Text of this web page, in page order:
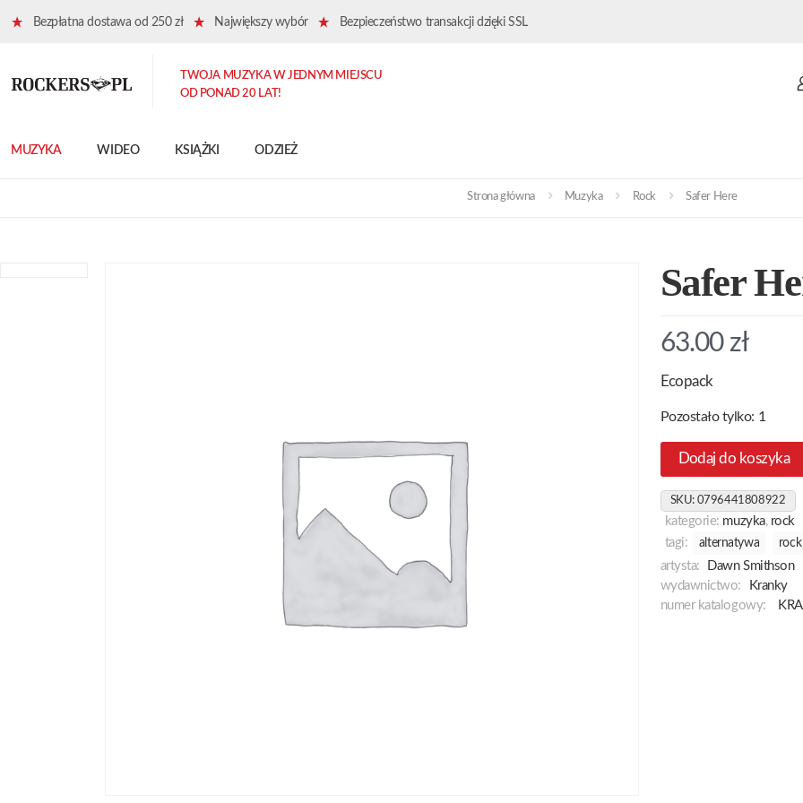
Bezpłatna dostawa od 250 zł Największy wybór Bezpieczeństwo transakcji dzięki SSL
MUZYKA WIDEO KSIĄŻKI ODZIEŻ
TWOJA MUZYKA W JEDNYM MIEJSCU
OD PONAD 20 LAT!
Strona główna Muzyka Rock Safer Here
Safer
63.00 zł
Ecopack
Pozostało tylko: 1
Dodaj do koszyka
SKU: 0796441808922
kategorie: muzyka, rock
tagi:
alternatywa rock
artysta:
Dawn Smithson
wydawnictwo:
Kranky
numer katalogowy: